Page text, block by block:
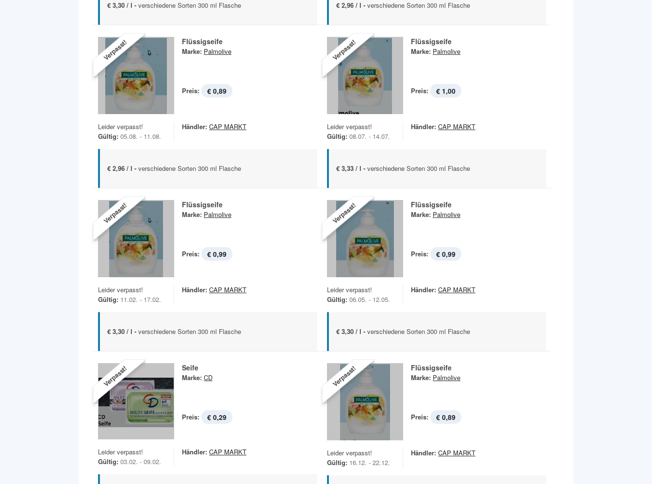
€ 3,30 / l - verschiedene Sorten 300 ml Flasche € 2,96 / l - verschiedene Sorten 300 ml Flasche
Verpasst! Flüssigseife
Marke: Palmolive
Preis: € 0,89
Leider verpasst!
Gültig: 05.08. - 11.08.
Händler: CAP MARKT
€ 2,96 / l - verschiedene Sorten 300 ml Flasche
Verpasst! Flüssigseife
Marke: Palmolive
Preis: € 1,00
Leider verpasst!
Gültig: 08.07. - 14.07.
Händler: CAP MARKT
€ 3,33 / l - verschiedene Sorten 300 ml Flasche
Verpasst! Flüssigseife
Marke: Palmolive
Preis: € 0,99
Leider verpasst!
Gültig: 11.02. - 17.02.
Händler: CAP MARKT
€ 3,30 / l - verschiedene Sorten 300 ml Flasche
Verpasst! Flüssigseife
Marke: Palmolive
Preis: € 0,99
Leider verpasst!
Gültig: 06.05. - 12.05.
Händler: CAP MARKT
€ 3,30 / l - verschiedene Sorten 300 ml Flasche
Verpasst! Seife
Marke: CD
Preis: € 0,29
Leider verpasst!
Gültig: 03.02. - 09.02.
Händler: CAP MARKT
Verpasst! Flüssigseife
Marke: Palmolive
Preis: € 0,89
Leider verpasst!
Gültig: 16.12. - 22.12.
Händler: CAP MARKT